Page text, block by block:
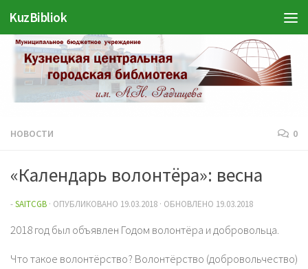
Перейти к содержимому
KuzBibliok
НОВОСТИ 0
«Календарь волонтёра»: весна
-SAITCGB · ОПУБЛИКОВАНО 19.03.2018 · ОБНОВЛЕНО 19.03.2018
2018 год был объявлен Годом волонтёра и добровольца.
Что такое волонтёрство? Волонтёрство (добровольчество)